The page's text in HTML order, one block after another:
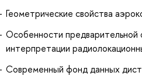
Геометрические свойства
Особенности предварительной
интерпретации
Современный фонд данных